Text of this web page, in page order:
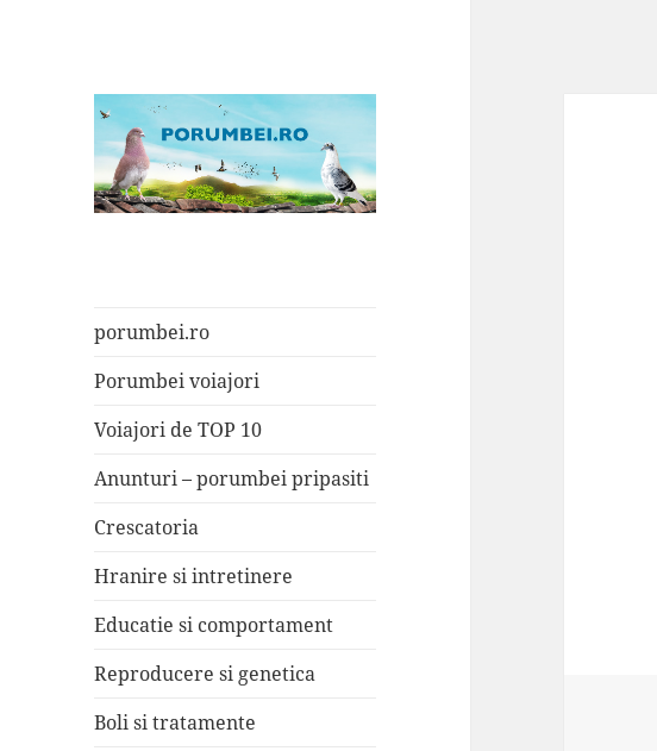
porumbei.ro
Porumbei voiajori
Voiajori de TOP 10
Anunturi – porumbei pripasiti
Crescatoria
Hranire si intretinere
Educatie si comportament
Reproducere si genetica
Boli si tratamente